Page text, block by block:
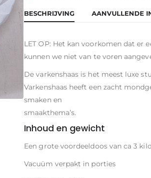
BESCHRIJVING AANVULLENDE
LET OP: Het kan voorkomen dat er
kunnen we niet van te voren
De varkenshaas is het meest luxe
Varkenshaas heeft een zacht
smaken en
smaakthema’s.
Inhoud en gewicht
Een grote voordeeldoos van ca 3 kilo
Vacuüm verpakt in porties